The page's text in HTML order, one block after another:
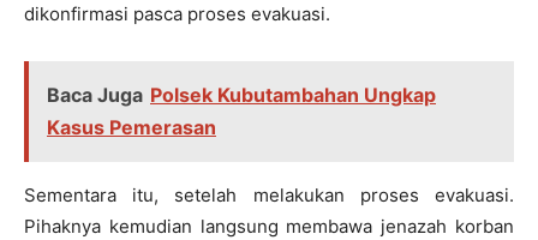
dikonfirmasi pasca proses evakuasi.
Baca Juga Polsek Kubutambahan Ungkap
Kasus Pemerasan
Sementara itu, setelah melakukan proses evakuasi.
Pihaknya kemudian langsung membawa jenazah korban